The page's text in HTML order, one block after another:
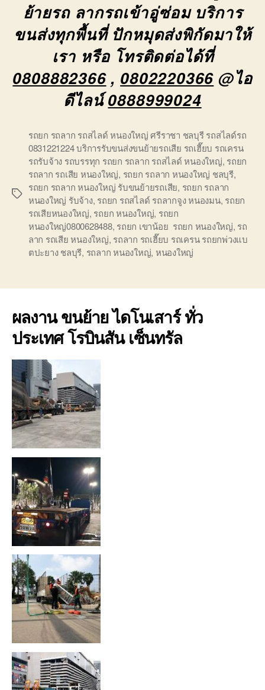
ย้ายรถ ลากรถเข้าอู่ซ่อม บริการ
ขนส่งทุกพื้นที่ ปักหมุดส่งพิกัดมาให้
เรา หรือ โทรติดต่อได้ที่
0808882366, 0802220366 @ไอ
ดีไลน์0888999024
Tags
รถยก รถลาก รถสไลด์ หนองใหญ่ ศรีราชา ชลบุรี รถสไลด์รถ
0831221224 บริการรับขนส่งขนย้ายรถเสีย รถเฮี๊ยบ รถเครน
รถรับจ้าง รถบรรทุก รถยก รถลาก รถสไลด์ หนองใหญ่, รถยก
รถลาก รถเสีย หนองใหญ่, รถยก รถลาก หนองใหญ่ ชลบุรี,
รถยก รถลาก หนองใหญ่ รับขนย้ายรถเสีย, รถยก รถลาก
หนองใหญ่ รับจ้าง, รถยก รถสไลด์ รถลากจูง หนองมน, รถยก
รถเสียหนองใหญ่, รถยก หนองใหญ่, รถยก
หนองใหญ่0800628488, รถยก เขาน้อย รถยก หนองใหญ่, รถ
ลาก รถเสีย หนองใหญ่, รถลาก รถเฮี๊ยบ รถเครน รถยกพ่วงแบ
ตปะยาง ชลบุรี, รถลาก หนองใหญ่, หนองใหญ่
ผลงาน ขนย้าย ไดโนเสาร์ ทั่ว
ประเทศ โรบินสัน เซ็นทรัล